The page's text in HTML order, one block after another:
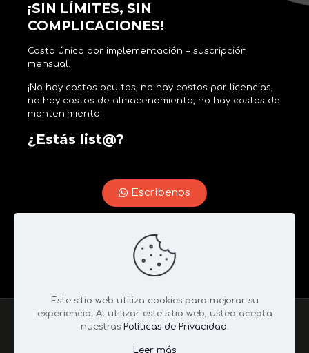
¡SIN LÍMITES, SIN
COMPLICACIONES!
Costo único por implementación + suscripción
mensual.
¡No hay costos ocultos, no hay costos por licencias,
no hay costos de almacenamiento, no hay costos de
mantenimiento!
¿Estás list@?
Escríbenos
Adquiere tu Membresía
Copyright © 2022 -Brogic- Todos los derechos
Este sitio web utiliza cookies para mejorar su
experiencia. Al utilizar este sitio web, usted acepta
nuestras Políticas de Privacidad.
Leer más